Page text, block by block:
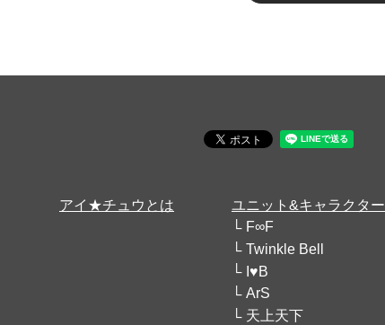
アイ★チュウとは
ユニット&キャラクター
F∞F
Twinkle Bell
I♥B
ArS
天上天下